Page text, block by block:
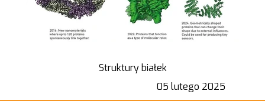
Struktury białek
05 lutego 2025